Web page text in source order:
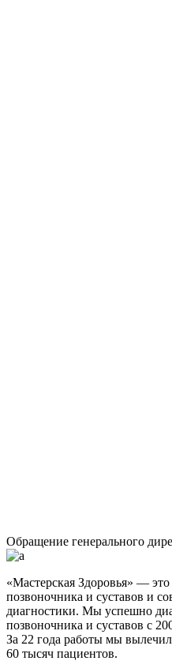
Обращение генерального
«Мастерская Здоровья» —
позвоночника и суставов и
диагностики. Мы успешно
позвоночника и суставов с
За 22 года работы мы
60 тысяч пациентов.